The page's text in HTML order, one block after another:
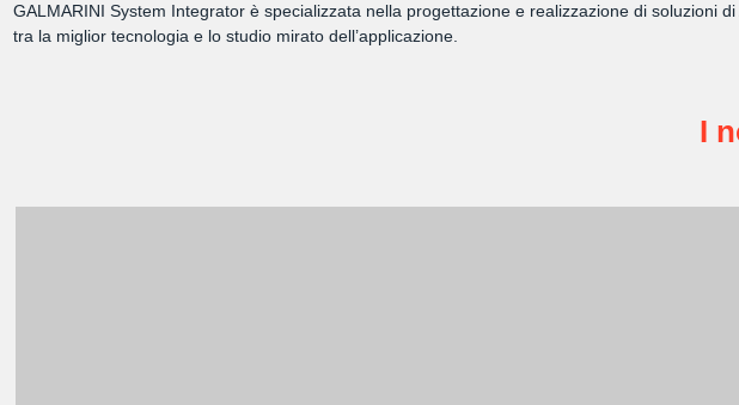
GALMARINI System Integrator è specializzata nella progettazione e realizzazione di soluzioni
tra la miglior tecnologia e lo studio mirato dell’applicazione.
I